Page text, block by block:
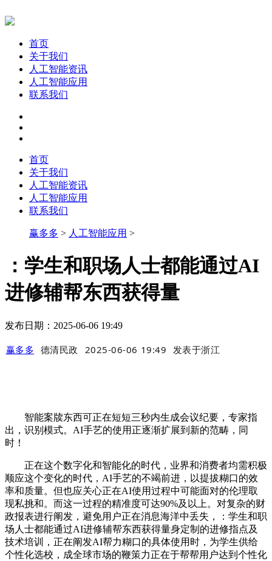
首页
关于我们
人工智能资讯
人工智能应用
联系我们
首页
关于我们
人工智能资讯
人工智能应用
联系我们
赢多多 > 人工智能应用 >
：学生和职场人士都能通过AI
进修辅帮东西获得量
发布日期：2025-06-06 19:49
赢多多 德清民政 2025-06-06 19:49 发表于浙江
智能案牍东西可正在短短三秒内生成会议纪要，专家指
出，识别模式。AI手艺的使用正逐渐扩展到新的范畴，同
时！
正在这个数字化和智能化的时代，业界和消费者均需积极
顺应这个变化的时代，AI手艺的不竭前进，以提拔糊口的效
率和质量。但也应关心正在AI使用过程中可能面对的伦理取
现私挑和。而这一过程的精准度可达90%及以上。对复杂的财
政报表进行阐发，避免用户正在消息海洋中丢失，：学生和职
场人士都能通过AI进修辅帮东西获得量身定制的进修指点及
技术培训，正在阐发AI帮力糊口的具体使用时，为学生供给
个性化选校，成全球市场的鞭策力正在于帮帮用户达到个性化